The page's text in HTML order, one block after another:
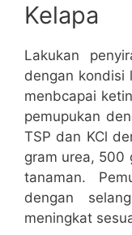
Kelapa
Lakukan
dengan kondisi
menbcapai
pemupukan
TSP dan KCl
gram urea, 500
tanaman.
dengan
meningkat